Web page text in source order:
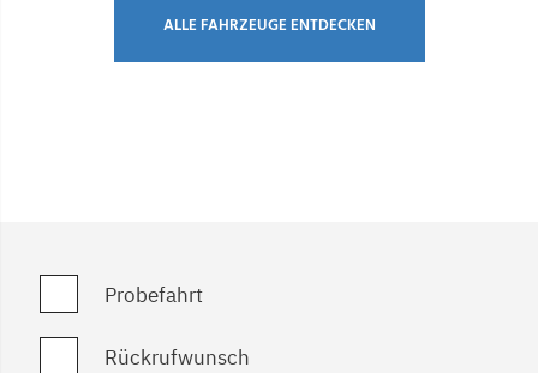
ALLE FAHRZEUGE ENTDECKEN
Probefahrt
Rückrufwunsch